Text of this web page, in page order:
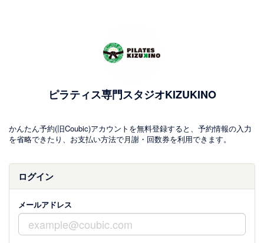
ピラティス専門スタジオKIZUKINO
かんたん予約(旧Coubic)アカウントを無料登録すると、予約情報の入力
を省略できたり、お支払い方法で月謝・回数券を利用できます。
ログイン
メールアドレス